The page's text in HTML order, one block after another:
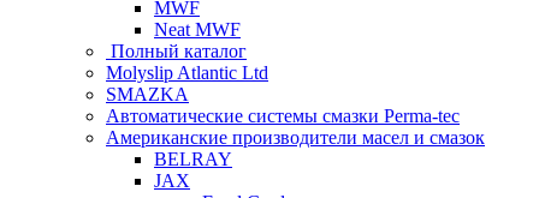
MWF
Neat MWF
Полный каталог
Molyslip Atlantic Ltd
SMAZKA
Автоматические системы смазки Perma-tec
Американские производители масел и смазок
BELRAY
JAX